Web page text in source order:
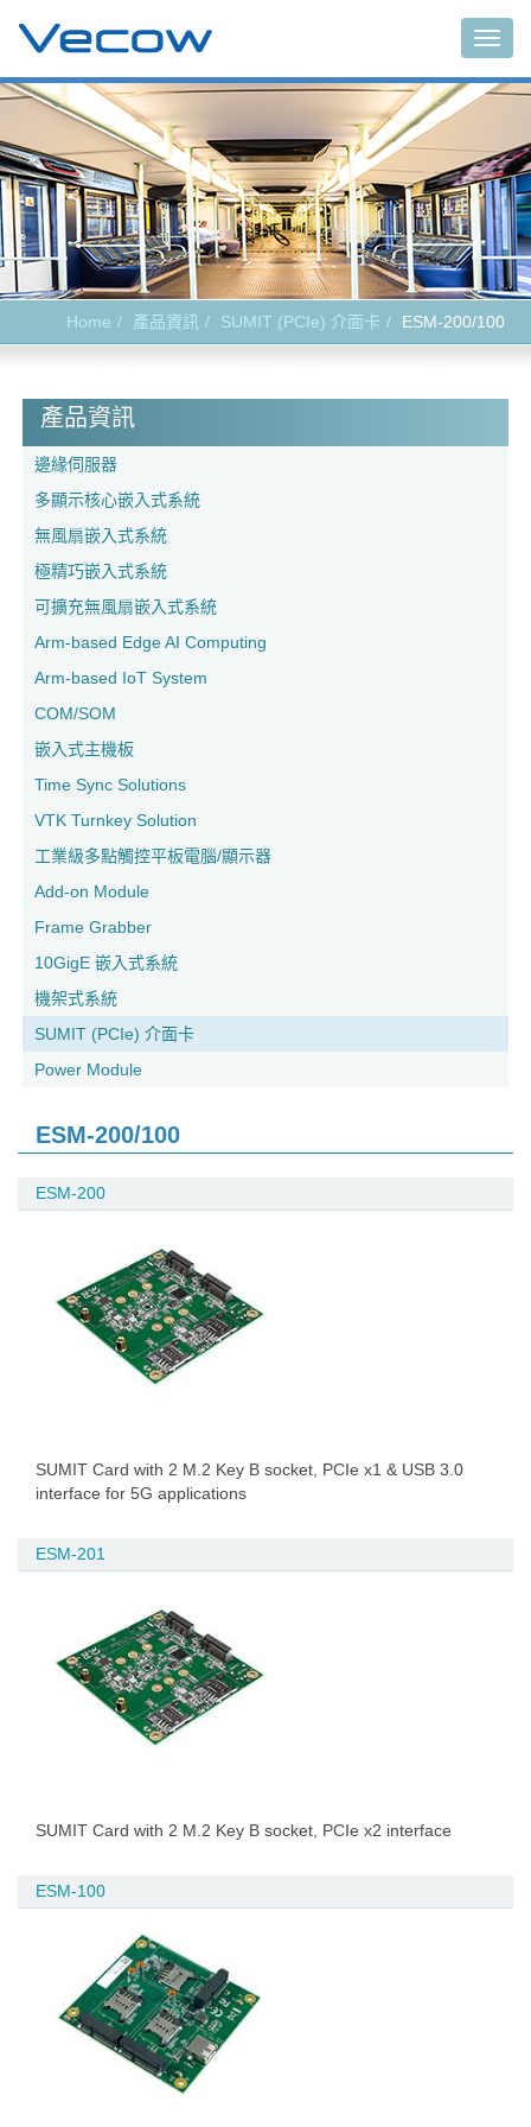
Home 產品資訊 SUMIT (PCIe) 介面卡 ESM-200/100
產品資訊
邊緣伺服器
多顯示核心嵌入式系統
無風扇嵌入式系統
極精巧嵌入式系統
可擴充無風扇嵌入式系統
Arm-based Edge AI Computing
Arm-based IoT System
COM/SOM
嵌入式主機板
Time Sync Solutions
VTK Turnkey Solution
工業級多點觸控平板電腦/顯示器
Add-on Module
Frame Grabber
10GigE 嵌入式系統
機架式系統
SUMIT (PCIe) 介面卡
Power Module
ESM-200/100
ESM-200
SUMIT Card with 2 M.2 Key B socket, PCIe x1 & USB 3.0
interface for 5G applications
ESM-201
SUMIT Card with 2 M.2 Key B socket, PCIe x2 interface
ESM-100